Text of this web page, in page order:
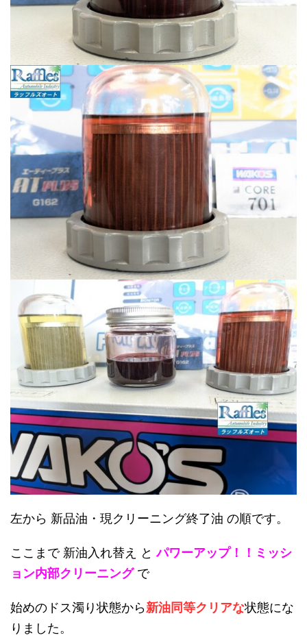
左から 新品油・現クリーニング終了油 の順です。
ここまで 新油入れ替え とパワーアップ！！ミッシ
ョン内部クリーニング で
始めのドス濁り状態から新油同等クリアな状態にな
りました。